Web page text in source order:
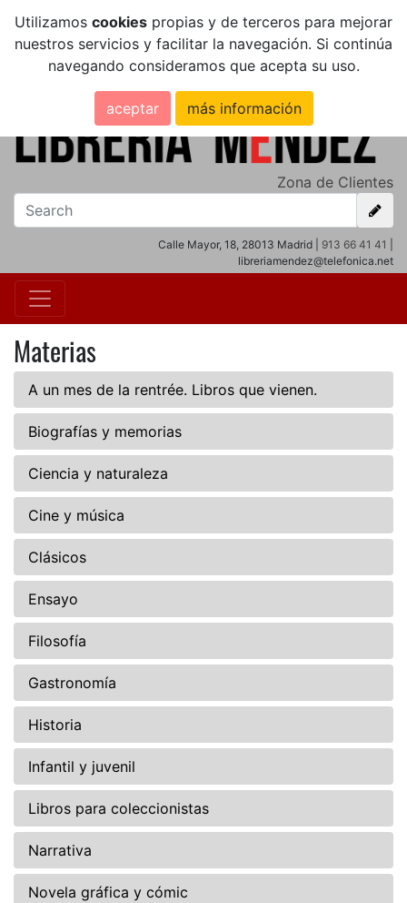
Utilizamos cookies propias y de terceros para mejorar
nuestros servicios y facilitar la navegación. Si continúa
navegando consideramos que acepta su uso.
aceptar más información
Zona de Clientes
Calle Mayor, 18, 28013 Madrid | 913 66 41 41
libreriamendez@telefonica.net
Materias
A un mes de la rentrée. Libros que vienen.
Biografías y memorias
Ciencia y naturaleza
Cine y música
Clásicos
Ensayo
Filosofía
Gastronomía
Historia
Infantil y juvenil
Libros para coleccionistas
Narrativa
Novela gráfica y cómic